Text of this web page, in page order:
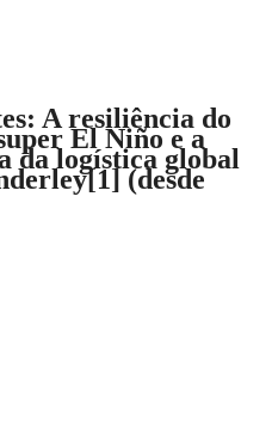
A resiliência do
El Niño e a
da logística global
(desde